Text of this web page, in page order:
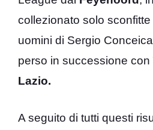
collezionato solo
uomini di Sergio
perso in successione con
Lazio.
A seguito di tutti questi